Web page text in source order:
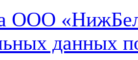
ООО
данных